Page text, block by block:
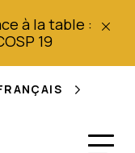
à la table :
19